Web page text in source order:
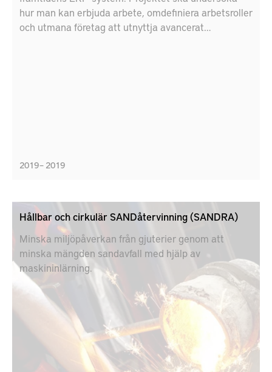
hur man kan erbjuda arbete, omdefiniera arbetsroller
och utmana företag att utnyttja avancerat
2019 – 2019
Hållbar och cirkulär SANDåtervinning (SANDRA)
Minska miljöpåverkan från gjuterier genom att
minska mängden sandavfall med hjälp av
maskininlärning.